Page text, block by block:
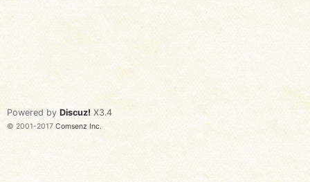
Powered by Discuz! X3.4
© 2001-2017 Comsenz Inc.